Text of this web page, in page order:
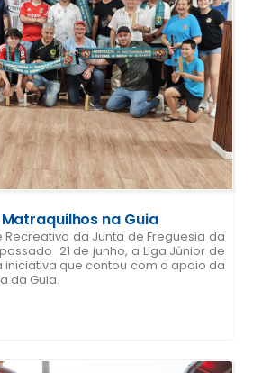
na Guia
Recreativo da Junta de Freguesia da
21 de junho, a Liga Júnior de
iniciativa que contou com o apoio da
da Guia.